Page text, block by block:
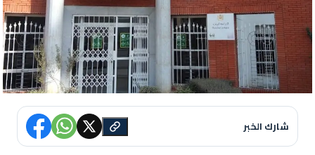
شارك الخبر